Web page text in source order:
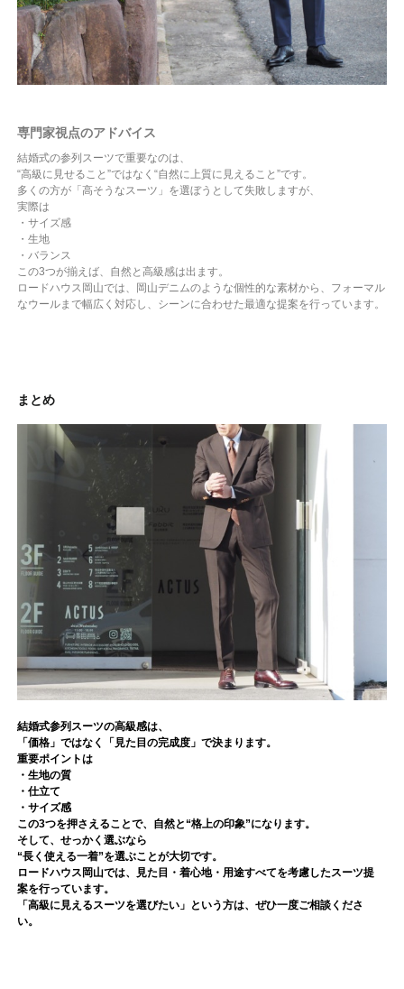
専門家視点のアドバイス
結婚式の参列スーツで重要なのは、
“高級に見せること”ではなく“自然に上質に見えること”です。
多くの方が「高そうなスーツ」を選ぼうとして失敗しますが、
実際は
・サイズ感
・生地
・バランス
この3つが揃えば、自然と高級感は出ます。
ロードハウス岡山では、岡山デニムのような個性的な素材から、フォーマル
なウールまで幅広く対応し、シーンに合わせた最適な提案を行っています。
まとめ
結婚式参列スーツの高級感は、
「価格」ではなく「見た目の完成度」で決まります。
重要ポイントは
・生地の質
・仕立て
・サイズ感
この3つを押さえることで、自然と“格上の印象”になります。
そして、せっかく選ぶなら
“長く使える一着”を選ぶことが大切です。
ロードハウス岡山では、見た目・着心地・用途すべてを考慮したスーツ提
案を行っています。
「高級に見えるスーツを選びたい」という方は、ぜひ一度ご相談くださ
い。